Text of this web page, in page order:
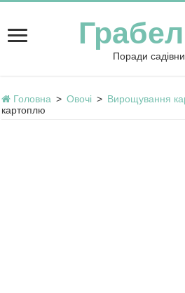
Поради
Головна > Овочі > Вирощування
картоплю